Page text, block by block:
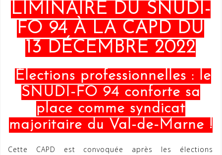
LIMINAIRE DU SNUDI-
FO 94 À LA CAPD DU
13 DÉCEMBRE 2022
Élections professionnelles : le
SNUDI-FO 94 conforte sa
place comme syndicat
majoritaire du Val-de-Marne !
Cette CAPD est convoquée après les élections